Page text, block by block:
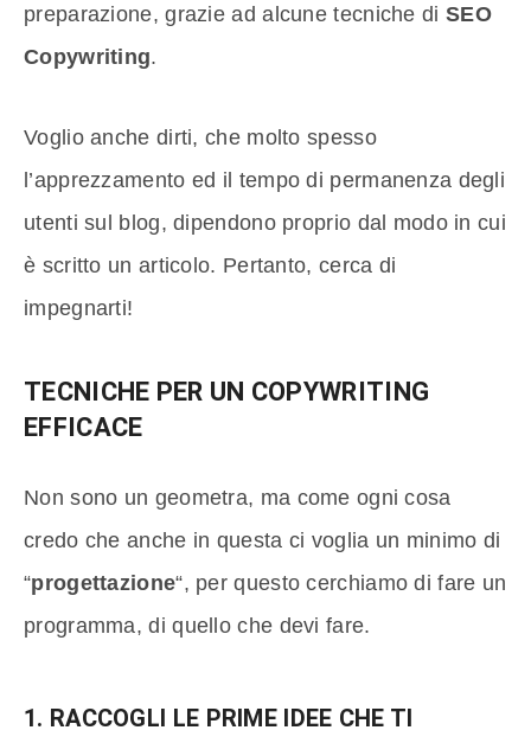
preparazione, grazie ad alcune tecniche di SEO
Copywriting.
Voglio anche dirti, che molto spesso
l’apprezzamento ed il tempo di permanenza degli
utenti sul blog, dipendono proprio dal modo in cui
è scritto un articolo. Pertanto, cerca di
impegnarti!
TECNICHE PER UN COPYWRITING
EFFICACE
Non sono un geometra, ma come ogni cosa
credo che anche in questa ci voglia un minimo di
“progettazione“, per questo cerchiamo di fare un
programma, di quello che devi fare.
1. RACCOGLI LE PRIME IDEE CHE TI